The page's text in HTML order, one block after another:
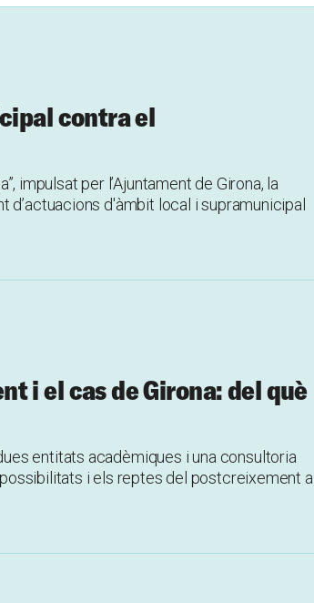
contra el
impulsat per l’Ajuntament de Girona, la
d’actuacions d'àmbit local i supramunicipal
i el cas de Girona: del què
entitats acadèmiques i una consultoria
i els reptes del postcreixement a